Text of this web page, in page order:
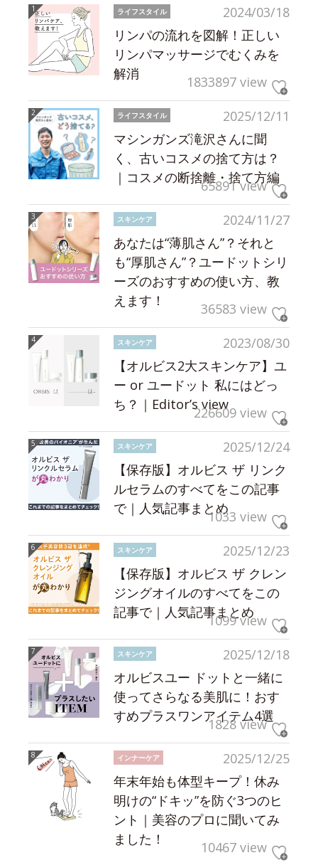
2024/03/18
ライフスタイル
リンパの流れを図解！正しい
リンパマッサージでむくみを
解消
1833897 view
2025/12/11
ライフスタイル
マシンガンズ滝沢さんに聞
く、古いコスメの捨て方は？
｜コスメの断捨離・捨て方編
65891 view
2024/11/27
スキンケア
あなたは“薄肌さん”？それと
も“厚肌さん”？ユードットシリ
ーズのおすすめの使い方、教
えます！
36583 view
2023/08/30
スキンケア
【オルビス2大スキンケア】ユ
ー or ユードット 私にはどっ
ち？｜Editor’s view226609 view
2025/12/24
スキンケア
【保存版】オルビス ザ リンク
ルセラムのすべてをこの記事
で｜人気記事まとめ1033 view
2025/12/23
スキンケア
【保存版】オルビス ザ クレン
ジングオイルのすべてをこの
記事で｜人気記事まとめ
1099 view
2025/12/18
スキンケア
オルビスユー ドットと一緒に
使ってさらなる美肌に！おす
すめプラスワンアイテム4選
1828 view
2025/12/25
インナーケア
年末年始も体型キープ！休み
明けの“ドキッ”を防ぐ3つのヒ
ント｜美容のプロに聞いてみ
ました！
10467 view